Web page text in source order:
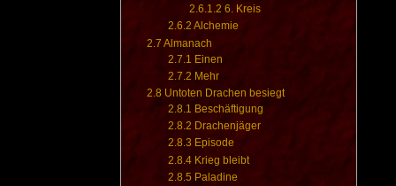
2.6.1.2 6. Kreis
2.6.2 Alchemie
2.7 Almanach
2.7.1 Einen
2.7.2 Mehr
2.8 Untoten Drachen besiegt
2.8.1 Beschäftigung
2.8.2 Drachenjäger
2.8.3 Episode
2.8.4 Krieg bleibt
2.8.5 Paladine